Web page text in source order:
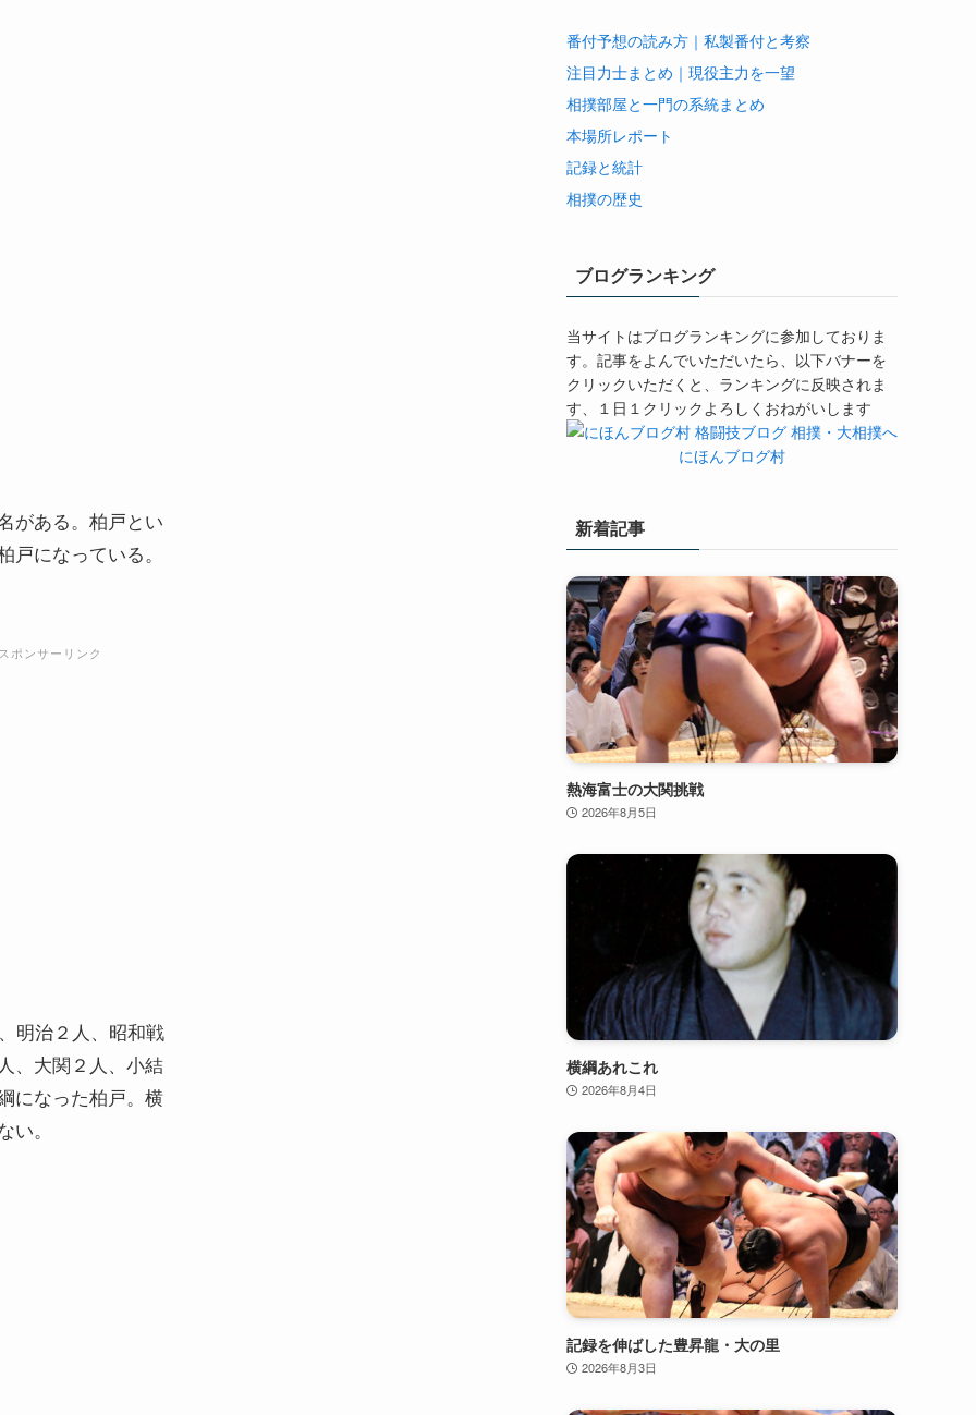
がある。柏戸とい
になっている。
ポンサーリンク
明治２人、昭和戦
、大関２人、小結
になった柏戸。横
。
番付予想の読み方｜私製番付と考察
注目力士まとめ｜現役主力を一望
相撲部屋と一門の系統まとめ
本場所レポート
記録と統計
相撲の歴史
ブログランキング
当サイトはブログランキングに参加しておりま
す。記事をよんでいただいたら、以下バナーを
クリックいただくと、ランキングに反映されま
す、１日１クリックよろしくおねがいします
にほんブログ村
新着記事
熱海富士の大関挑戦
2026年8月5日
横綱あれこれ
2026年8月4日
記録を伸ばした豊昇龍・大の里
2026年8月3日